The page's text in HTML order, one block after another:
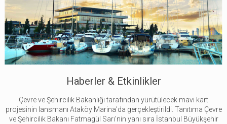
Haberler & Etkinlikler
Çevre ve Şehircilik Bakanlığı tarafından yürütülecek mavi kart
projesinin lansmanı Ataköy Marina’da gerçekleştirildi. Tanıtıma Çevre
ve Şehircilik Bakanı Fatmagül Sarı'nin yanı sıra İstanbul Büyükşehir